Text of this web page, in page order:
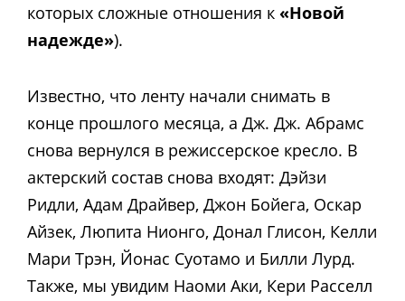
которых сложные отношения к «Новой
надежде»).
Известно, что ленту начали снимать в
конце прошлого месяца, а Дж. Дж. Абрамс
снова вернулся в режиссерское кресло. В
актерский состав снова входят: Дэйзи
Ридли, Адам Драйвер, Джон Бойега, Оскар
Айзек, Люпита Нионго, Донал Глисон, Келли
Мари Трэн, Йонас Суотамо и Билли Лурд.
Также, мы увидим Наоми Аки, Кери Расселл